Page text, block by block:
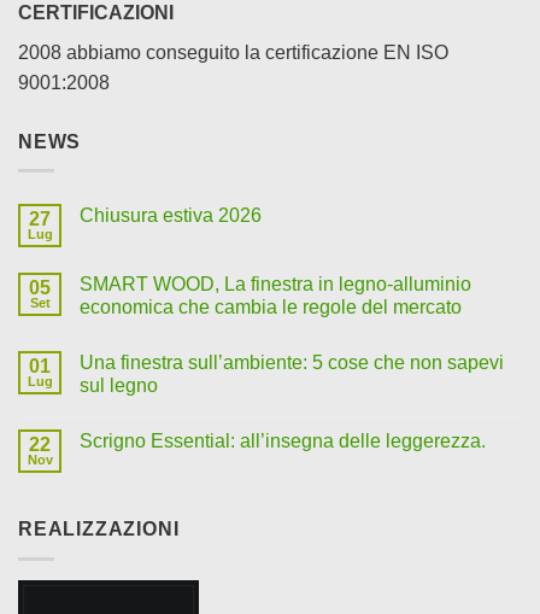
CERTIFICAZIONI
2008 abbiamo conseguito la certificazione EN ISO
9001:2008
NEWS
27
Lug
Chiusura estiva 2026
05
Set
SMART WOOD, La finestra in legno-alluminio
economica che cambia le regole del mercato
01
Lug
Una finestra sull’ambiente: 5 cose che non sapevi
sul legno
22
Nov
Scrigno Essential: all’insegna delle leggerezza.
REALIZZAZIONI